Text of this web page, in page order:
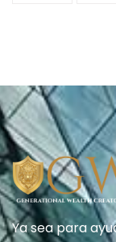
Ya sea para